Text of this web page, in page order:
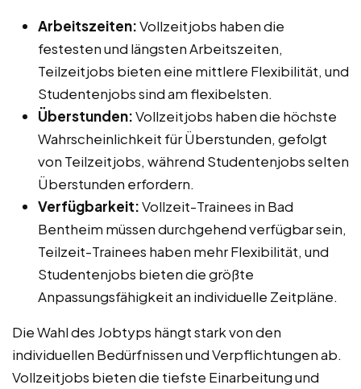
Arbeitszeiten:Vollzeitjobs haben die
festesten und längsten Arbeitszeiten,
Teilzeitjobs bieten eine mittlere Flexibilität, und
Studentenjobs sind am flexibelsten.
Überstunden:Vollzeitjobs haben die höchste
Wahrscheinlichkeit für Überstunden, gefolgt
von Teilzeitjobs, während Studentenjobs selten
Überstunden erfordern.
Verfügbarkeit:Vollzeit-Trainees in Bad
Bentheim müssen durchgehend verfügbar sein,
Teilzeit-Trainees haben mehr Flexibilität, und
Studentenjobs bieten die größte
Anpassungsfähigkeit an individuelle Zeitpläne.
Die Wahl des Jobtyps hängt stark von den
individuellen Bedürfnissen und Verpflichtungen ab.
Vollzeitjobs bieten die tiefste Einarbeitung und